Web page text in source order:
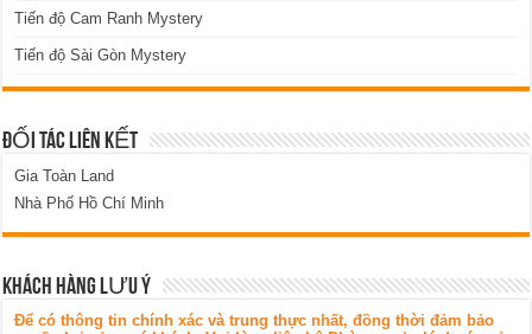
Tiến độ Cam Ranh Mystery
Tiến độ Sài Gòn Mystery
ĐỐI TÁC LIÊN KẾT
Gia Toàn Land
Nhà Phố Hồ Chí Minh
KHÁCH HÀNG LƯU Ý
Để có thông tin chính xác và trung thực nhất, đồng thời đảm bảo